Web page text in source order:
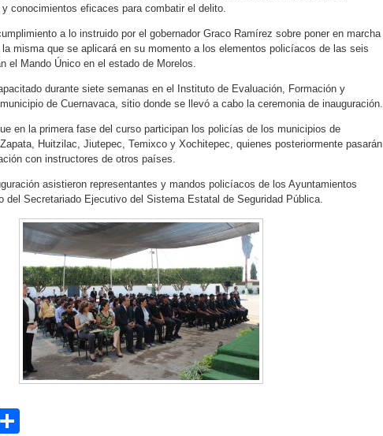
conocimientos eficaces para combatir el delito.
a lo instruido por el gobernador Graco Ramírez sobre poner en marcha
misma que se aplicará en su momento a los elementos policíacos de las seis
el Mando Único en el estado de Morelos.
durante siete semanas en el Instituto de Evaluación, Formación y
de Cuernavaca, sitio donde se llevó a cabo la ceremonia de inauguración.
en la primera fase del curso participan los policías de los municipios de
Huitzilac, Jiutepec, Temixco y Xochitepec, quienes posteriormente pasarán
con instructores de otros países.
asistieron representantes y mandos policíacos de los Ayuntamientos
del Secretariado Ejecutivo del Sistema Estatal de Seguridad Pública.
WhatsApp